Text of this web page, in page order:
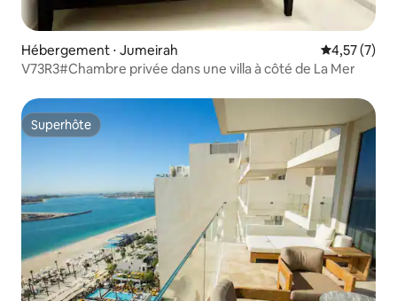
Hébergement ⋅ Jumeirah Évaluation
4,57 (7)
V73R3#Chambre privée dans une villa à côté de La Mer
Superhôte
Superhôte